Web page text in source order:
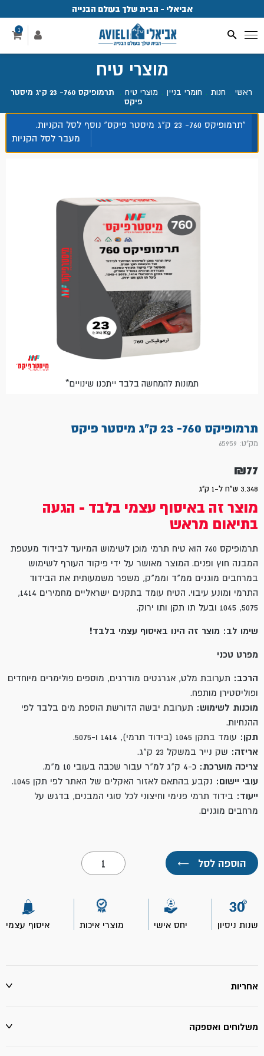
אביאלי - הבית שלך בעולם הבנייה
1
מוצרי טיח
ראשי חנות חומרי בניין מוצרי טיח
תרמופיקס 760- 23 ק"ג מיסטר
פיקס
“תרמופיקס 760- 23 ק"ג מיסטר פיקס” נוסף לסל הקניות.
מעבר לסל הקניות
תרמופיקס 760- 23 ק"ג מיסטר פיקס
מק"ט: 65959
₪77
3.348 ש"ח ל-1 ק"ג
מוצר זה באיסוף עצמי בלבד - הגעה
בתיאום מראש
תרמופיקס 760 הוא טיח תרמי מוכן לשימוש המיועד לבידוד מעטפת
המבנה חוץ ופנים. המוצר מאושר על ידי פיקוד העורף לשימוש
במרחבים מוגנים ממ"ד וממ"ק, משפר משמעותית את הבידוד
התרמי ומונע עיבוי. הטיח עומד בתקנים ישראליים מחמירים 1414,
5075, 1045 ובעל תו תקן ותו ירוק.
שימו לב: מוצר זה הינו באיסוף עצמי בלבד!
מפרט טכני
הרכב: תערובת מלט, אגרגטים מודרגים, מוספים פולימרים מיוחדים
ופוליסטירן מותפח.
מוכנות לשימוש: תערובת יבשה הדורשת הוספת מים בלבד לפי
ההנחיות.
תקן: עומד בתקן 1045 (בידוד תרמי), 1414 ו-5075.
אריזה: שק נייר במשקל 23 ק"ג.
צריכה מוערכת: כ-4 ק"ג למ"ר עבור שכבה בעובי 10 מ"מ.
עובי יישום: נקבע בהתאם לאזור האקלים של האתר לפי תקן 1045.
ייעוד: בידוד תרמי פנימי וחיצוני לכל סוגי המבנים, בדגש על
מרחבים מוגנים.
הוספה לסל ←
כמות
של
תרמופיקס
פיקס
שנות ניסיון יחס אישי מוצרי איכות איסוף עצמי
אחריות
משלוחים ואספקה
*תמונות להמחשה בלבד ייתכנו שינויים